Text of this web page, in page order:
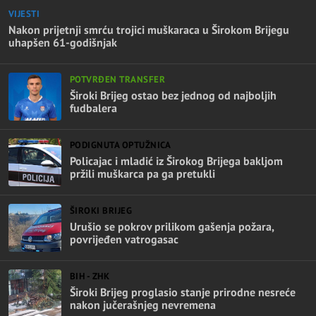
VIJESTI
Nakon prijetnji smrću trojici muškaraca u Širokom Brijegu
uhapšen 61-godišnjak
POTVRĐEN TRANSFER
Široki Brijeg ostao bez jednog od najboljih
fudbalera
PODIGNUTA OPTUŽNICA
Policajac i mladić iz Širokog Brijega bakljom
pržili muškarca pa ga pretukli
ŠIROKI BRIJEG
Urušio se pokrov prilikom gašenja požara,
povrijeđen vatrogasac
BIH - ZHK
Široki Brijeg proglasio stanje prirodne nesreće
nakon jučerašnjeg nevremena